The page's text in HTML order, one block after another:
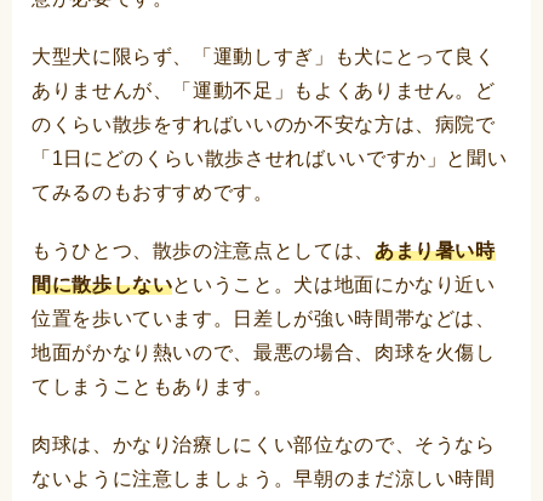
大型犬に限らず、「運動しすぎ」も犬にとって良く
ありませんが、「運動不足」もよくありません。ど
のくらい散歩をすればいいのか不安な方は、病院で
「1日にどのくらい散歩させればいいですか」と聞い
てみるのもおすすめです。
もうひとつ、散歩の注意点としては、 あまり暑い時
間に散歩しないということ。犬は地面にかなり近い
位置を歩いています。日差しが強い時間帯などは、
地面がかなり熱いので、最悪の場合、肉球を火傷し
てしまうこともあります。
肉球は、かなり治療しにくい部位なので、そうなら
ないように注意しましょう。早朝のまだ涼しい時間